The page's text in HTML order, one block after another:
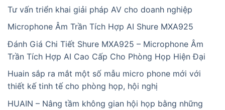
Tư vấn triển khai giải pháp AV cho doanh nghiệp
Microphone Âm Trần Tích Hợp AI Shure MXA925
Đánh Giá Chi Tiết Shure MXA925 – Microphone Âm
Trần Tích Hợp AI Cao Cấp Cho Phòng Họp Hiện Đại
Huain sắp ra mắt một số mẫu micro phone mới với
thiết kế tinh tế cho phòng họp, hội nghị
HUAIN – Nâng tầm không gian hội họp bằng những